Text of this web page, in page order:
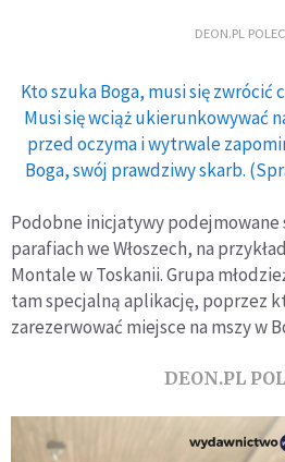
DEON.PL
Kto szuka Boga, musi się zwrócić
Musi się wciąż ukierunkowywać
przed oczyma i wytrwale
Boga, swój prawdziwy skarb.
Podobne inicjatywy podejmowane
parafiach we Włoszech, na
Montale w Toskanii. Grupa
tam specjalną aplikację, poprzez
zarezerwować miejsce na mszy w
DEON.PL